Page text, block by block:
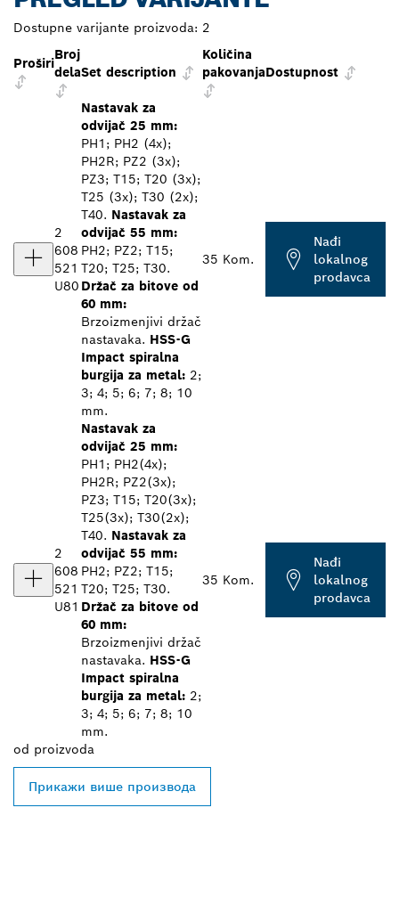
Dostupne varijante proizvoda: 2
Proširi
Broj
delaSet description
Količina
pakovanjaDostupnost
2
608
521
U80
Nastavak za
odvijač 25 mm:
PH1; PH2 (4x);
PH2R; PZ2 (3x);
PZ3; T15; T20 (3x);
T25 (3x); T30 (2x);
T40. Nastavak za
odvijač 55 mm:
PH2; PZ2; T15;
T20; T25; T30.
Držač za bitove od
60 mm:
Brzoizmenjivi držač
nastavaka. HSS-G
Impact spiralna
burgija za metal: 2;
3; 4; 5; 6; 7; 8; 10
mm.
35 Kom.
Nađi
lokalnog
prodavca
2
608
521
U81
Nastavak za
odvijač 25 mm:
PH1; PH2(4x);
PH2R; PZ2(3x);
PZ3; T15; T20(3x);
T25(3x); T30(2x);
T40. Nastavak za
odvijač 55 mm:
PH2; PZ2; T15;
T20; T25; T30.
Držač za bitove od
60 mm:
Brzoizmenjivi držač
nastavaka. HSS-G
Impact spiralna
burgija za metal: 2;
3; 4; 5; 6; 7; 8; 10
mm.
35 Kom.
Nađi
lokalnog
prodavca
od proizvoda
Прикажи више производа